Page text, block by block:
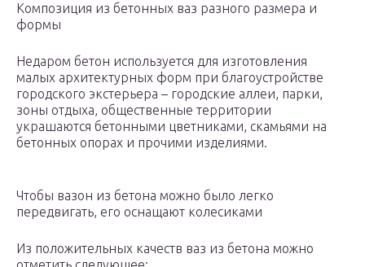
Композиция из бетонных ваз разного размера и
формы
Недаром бетон используется для изготовления
малых архитектурных форм при благоустройстве
городского экстерьера – городские аллеи, парки,
зоны отдыха, общественные территории
украшаются бетонными цветниками, скамьями на
бетонных опорах и прочими изделиями.
Чтобы вазон из бетона можно было легко
передвигать, его оснащают колесиками
Из положительных качеств ваз из бетона можно